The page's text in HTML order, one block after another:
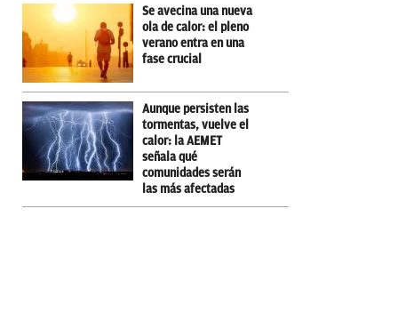
Se avecina una nueva
ola de calor: el pleno
verano entra en una
fase crucial
Aunque persisten las
tormentas, vuelve el
calor: la AEMET
señala qué
comunidades serán
las más afectadas